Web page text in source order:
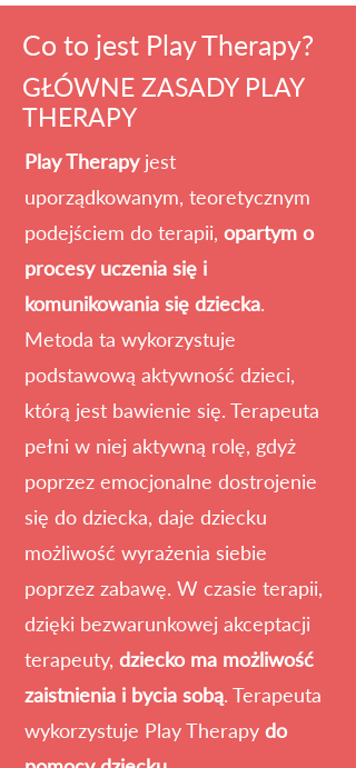
Co to jest Play Therapy?
GŁÓWNE ZASADY PLAY
THERAPY
Play Therapyjest
uporządkowanym, teoretycznym
podejściem do terapii, opartym o
procesy uczenia się i
komunikowania się dziecka.
Metoda ta wykorzystuje
podstawową aktywność dzieci,
którą jest bawienie się. Terapeuta
pełni w niej aktywną rolę, gdyż
poprzez emocjonalne dostrojenie
się do dziecka, daje dziecku
możliwość wyrażenia siebie
poprzez zabawę. W czasie terapii,
dzięki bezwarunkowej akceptacji
terapeuty, dziecko ma możliwość
zaistnienia i bycia sobą. Terapeuta
wykorzystuje Play Therapy do